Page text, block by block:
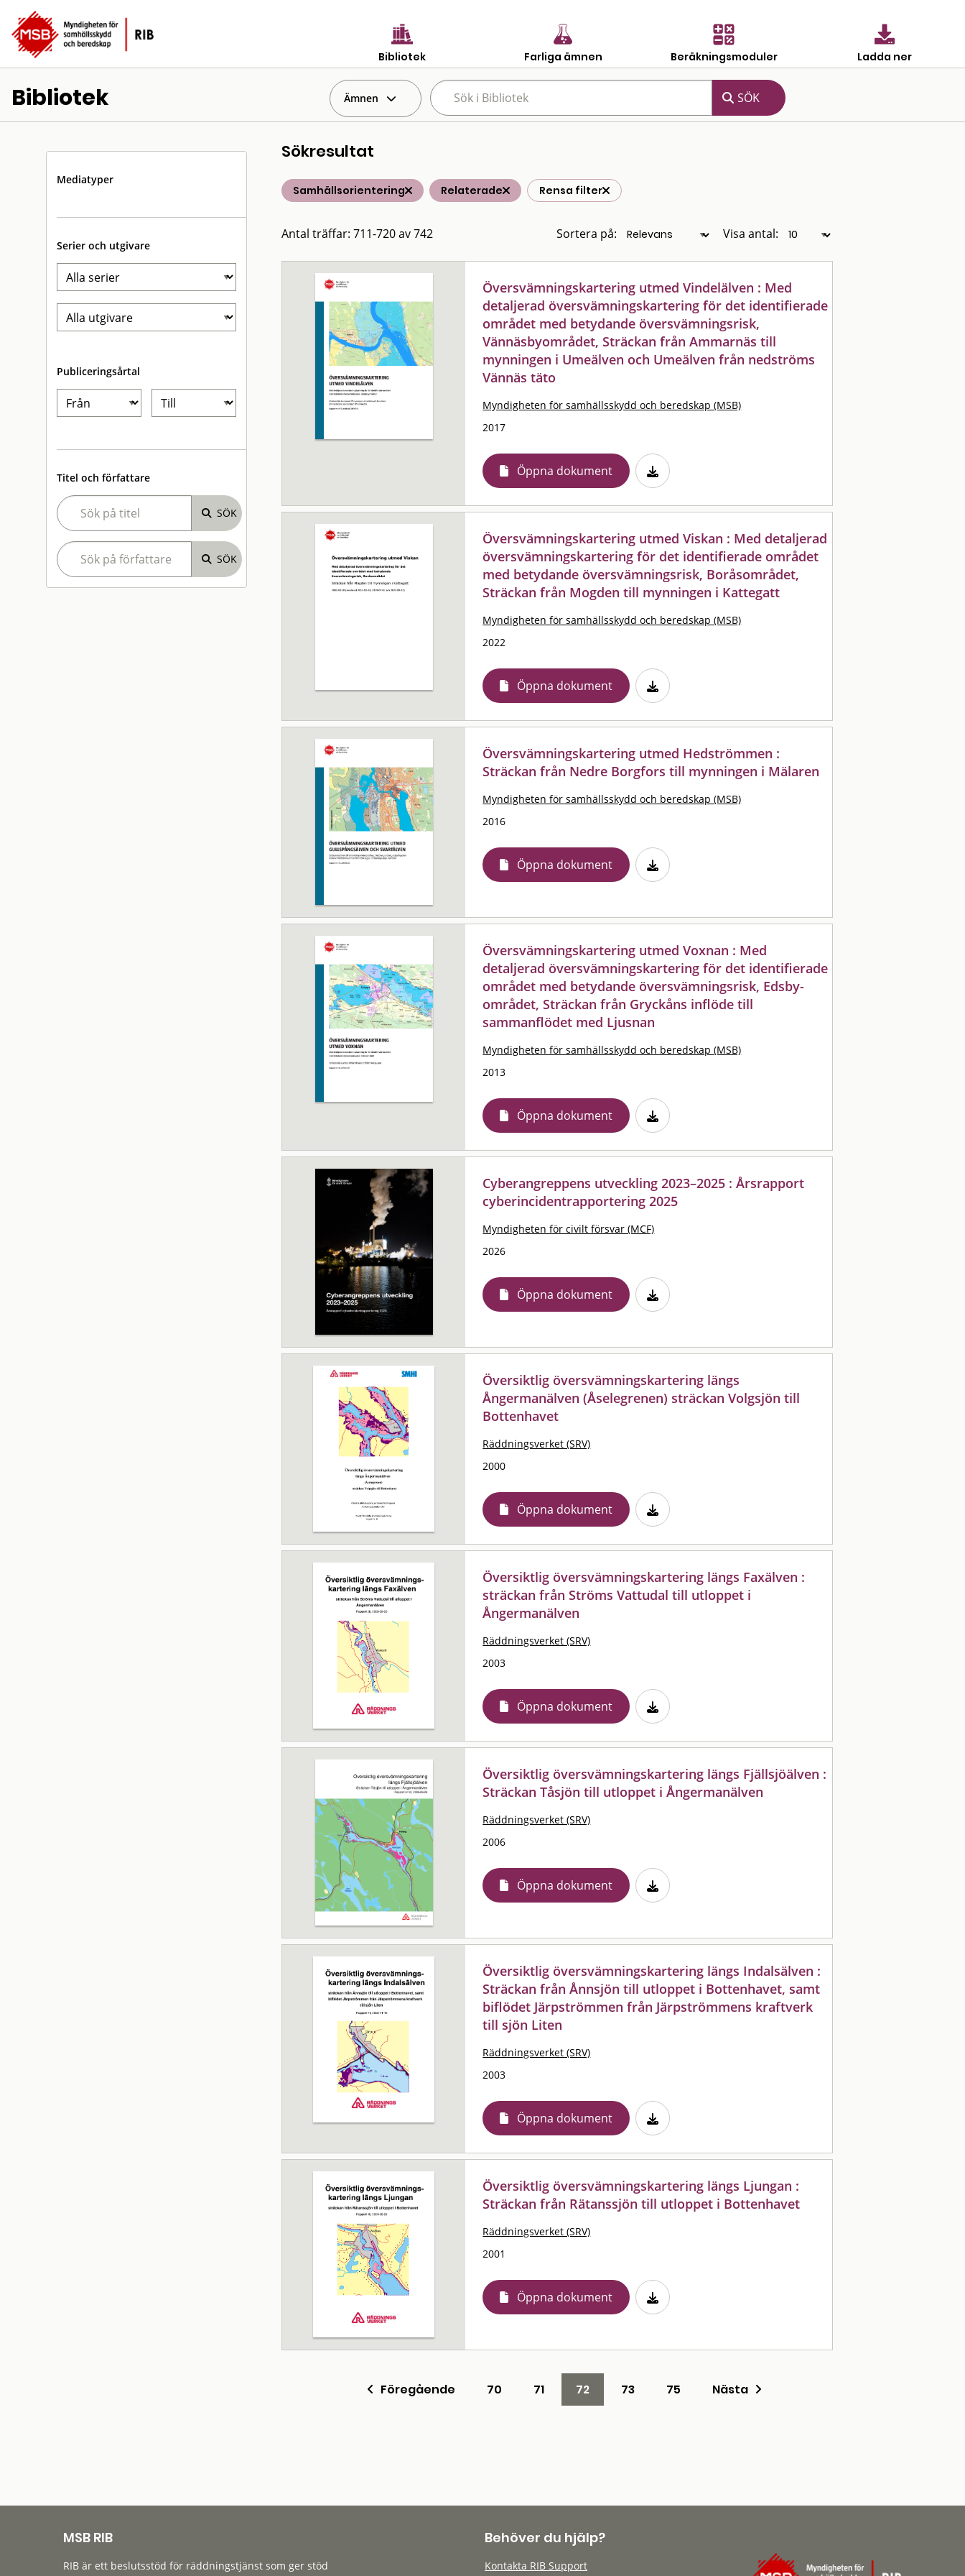
Bibliotek Farliga ämnen Beräkningsmoduler Ladda ner
Bibliotek Ämnen
Mediatyper
Serier och utgivare
Publiceringsårtal
Titel och författare
Sökresultat
Samhällsorientering Relaterade Rensa filter
Antal träffar: 711-720 av 742 Sortera på: Visa antal:
Översvämningskartering utmed Vindelälven : Med
detaljerad översvämningskartering för det identifierade
området med betydande översvämningsrisk,
Vännäsbyområdet, Sträckan från Ammarnäs till
mynningen i Umeälven och Umeälven från nedströms
Vännäs täto
Myndigheten för samhällsskydd och beredskap (MSB)
2017
Öppna dokument
Översvämningskartering utmed Viskan : Med detaljerad
översvämningskartering för det identifierade området
med betydande översvämningsrisk, Boråsområdet,
Sträckan från Mogden till mynningen i Kattegatt
Myndigheten för samhällsskydd och beredskap (MSB)
2022
Öppna dokument
Översvämningskartering utmed Hedströmmen :
Sträckan från Nedre Borgfors till mynningen i Mälaren
Myndigheten för samhällsskydd och beredskap (MSB)
2016
Öppna dokument
Översvämningskartering utmed Voxnan : Med
detaljerad översvämningskartering för det identifierade
området med betydande översvämningsrisk, Edsby-
området, Sträckan från Gryckåns inflöde till
sammanflödet med Ljusnan
Myndigheten för samhällsskydd och beredskap (MSB)
2013
Öppna dokument
Cyberangreppens utveckling 2023–2025 : Årsrapport
cyberincidentrapportering 2025
Myndigheten för civilt försvar (MCF)
2026
Öppna dokument
Översiktlig översvämningskartering längs
Ångermanälven (Åselegrenen) sträckan Volgsjön till
Bottenhavet
Räddningsverket (SRV)
2000
Öppna dokument
Översiktlig översvämningskartering längs Faxälven :
sträckan från Ströms Vattudal till utloppet i
Ångermanälven
Räddningsverket (SRV)
2003
Öppna dokument
Översiktlig översvämningskartering längs Fjällsjöälven :
Sträckan Tåsjön till utloppet i Ångermanälven
Räddningsverket (SRV)
2006
Öppna dokument
Översiktlig översvämningskartering längs Indalsälven :
Sträckan från Ånnsjön till utloppet i Bottenhavet, samt
biflödet Järpströmmen från Järpströmmens kraftverk
till sjön Liten
Räddningsverket (SRV)
2003
Öppna dokument
Översiktlig översvämningskartering längs Ljungan :
Sträckan från Rätanssjön till utloppet i Bottenhavet
Räddningsverket (SRV)
2001
Öppna dokument
Föregående 70 71 72 73 75 Nästa
MSB RIB
RIB är ett beslutsstöd för räddningstjänst som ger stöd
Behöver du hjälp?
Kontakta RIB Support